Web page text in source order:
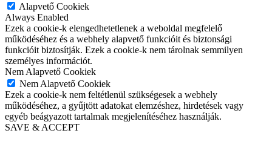
Alapvető Cookiek
Always Enabled
Ezek a cookie-k elengedhetetlenek a weboldal megfelelő
működéséhez és a webhely alapvető funkcióit és biztonsági
funkcióit biztosítják. Ezek a cookie-k nem tárolnak semmilyen
személyes információt.
Nem Alapvető Cookiek
Nem Alapvető Cookiek
Ezek a cookie-k nem feltétlenül szükségesek a webhely
működéséhez, a gyűjtött adatokat elemzéshez, hirdetések vagy
egyéb beágyazott tartalmak megjelenítéséhez használják.
SAVE & ACCEPT